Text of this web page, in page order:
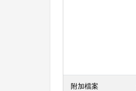
附加檔案